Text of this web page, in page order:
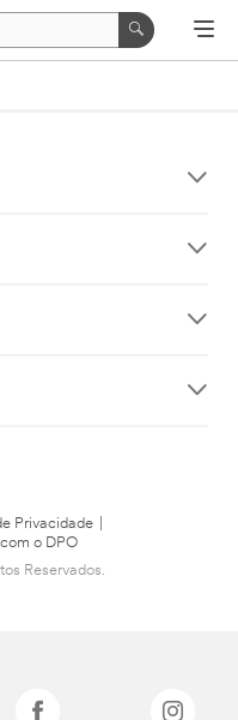
Privacidade
o DPO
Reservados.